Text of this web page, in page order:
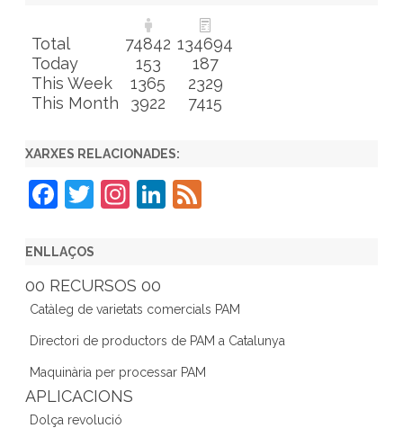
Total 74842 134694
Today
153
187
This Week
1365
2329
This Month
3922 7415
XARXES RELACIONADES:
F
c
e
b
o
o
k
T
er
In
gr
a
m
Li
dI
n
ENLLAÇOS
00 RECURSOS 00
Catàleg de varietats comercials PAM
Directori de productors de PAM a Catalunya
Maquinària per processar PAM
APLICACIONS
Dolça revolució